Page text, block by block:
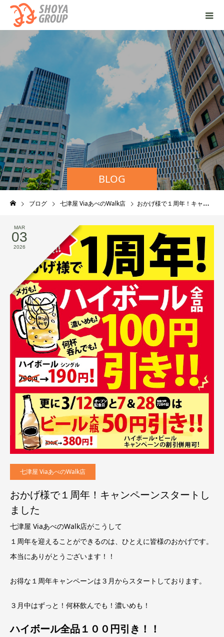
BLOG
ブログ 七津屋 ViaあべのWalk店 おかげ様で１周年！キャンペーンスタートしました
MAR
03
2026
七津屋 ViaあべのWalk店
おかげ様で１周年！キャンペーンスタートし
ました
七津屋 ViaあべのWalk店がこうして
１周年を迎えることができるのは、ひとえに皆様のおかげです。
本当にありがとうございます！！
お得な１周年キャンペーンは３月からスタートしております。
３月中はずっと！何杯飲んでも！濃いめも！
ハイボール全品１００円引き！！